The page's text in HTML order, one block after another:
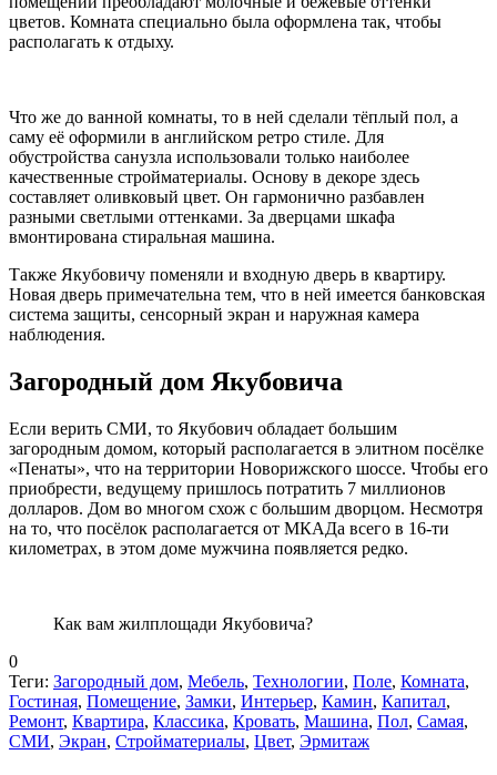
цветов. Комната специально была оформлена так, чтобы
располагать к отдыху.
Что же до ванной комнаты, то в ней сделали тёплый пол, а
саму её оформили в английском ретро стиле. Для
обустройства санузла использовали только наиболее
качественные стройматериалы. Основу в декоре здесь
составляет оливковый цвет. Он гармонично разбавлен
разными светлыми оттенками. За дверцами шкафа
вмонтирована стиральная машина.
Также Якубовичу поменяли и входную дверь в квартиру.
Новая дверь примечательна тем, что в ней имеется банковская
система защиты, сенсорный экран и наружная камера
наблюдения.
Загородный дом Якубовича
Если верить СМИ, то Якубович обладает большим
загородным домом, который располагается в элитном посёлке
«Пенаты», что на территории Новорижского шоссе. Чтобы его
приобрести, ведущему пришлось потратить 7 миллионов
долларов. Дом во многом схож с большим дворцом. Несмотря
на то, что посёлок располагается от МКАДа всего в 16-ти
километрах, в этом доме мужчина появляется редко.
Как вам жилплощади Якубовича?
0
Теги: Загородный дом, Мебель, Технологии, Поле, Комната,
Гостиная, Помещение, Замки, Интерьер, Камин, Капитал,
Ремонт, Квартира, Классика, Кровать, Машина, Пол, Самая,
СМИ, Экран, Стройматериалы, Цвет, Эрмитаж